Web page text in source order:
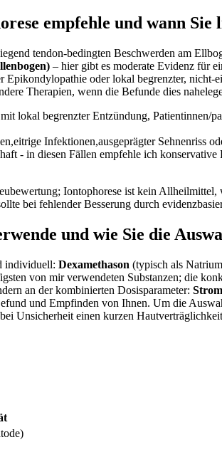
empfehle und wann
tendon‑bedingten ⁣Beschwerden am
– hier⁣ gibt es moderate Evidenz für
Epikondylopathie oder‌ lokal begrenzter,‍
Therapien, wenn die Befunde dies
lokal‌ begrenzter Entzündung, Patientinnen/
Infektionen,ausgeprägter⁣ Sehnenriss
⁤- in diesen Fällen ‌empfehle‌ ich
Iontophorese ist kein
⁢bei⁣ fehlender ​Besserung durch
⁣und wie ⁤Sie die
⁤individuell: Dexamethason (typisch als
von mir verwendeten Substanzen;⁣ die⁣
an‍ der kombinierten Dosisparameter:
und Empfinden‍ von Ihnen. Um die
⁢Unsicherheit einen kurzen